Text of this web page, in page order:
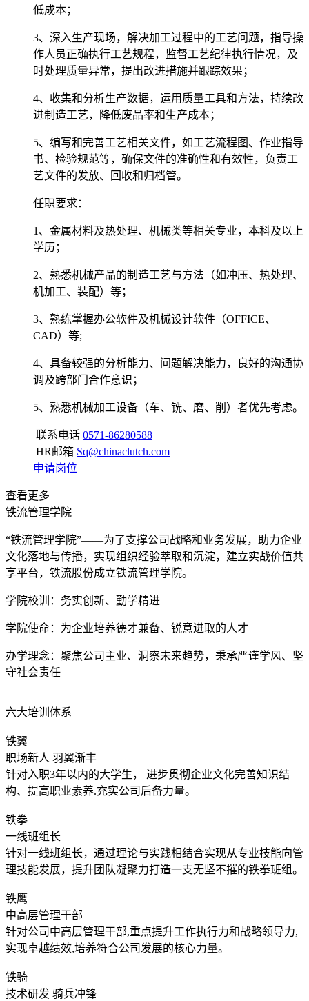
低成本；
3、深入生产现场，解决加工过程中的工艺问题，指导操
作人员正确执行工艺规程，监督工艺纪律执行情况，及
时处理质量异常，提出改进措施并跟踪效果；
4、收集和分析生产数据，运用质量工具和方法，持续改
进制造工艺，降低废品率和生产成本；
5、编写和完善工艺相关文件，如工艺流程图、作业指导
书、检验规范等，确保文件的准确性和有效性，负责工
艺文件的发放、回收和归档管。
任职要求 ：
1、金属材料及热处理、机械类等相关专业，本科及以上
学历；
2、熟悉机械产品的制造工艺与方法（如冲压、热处理、
机加工、装配）等；
3、熟练掌握办公软件及机械设计软件（OFFICE、
CAD）等;
4、具备较强的分析能力、问题解决能力，良好的沟通协
调及跨部门合作意识；
5、熟悉机械加工设备（车、铣、磨、削）者优先考虑。
联系电话 0571-86280588
HR邮箱 Sq@chinaclutch.com
申请岗位
查看更多
铁流管理学院
“铁流管理学院”——为了支撑公司战略和业务发展，助力企业
文化落地与传播，实现组织经验萃取和沉淀，建立实战价值共
享平台，铁流股份成立铁流管理学院。
学院校训：务实创新、勤学精进
学院使命：为企业培养德才兼备、锐意进取的人才
办学理念：聚焦公司主业、洞察未来趋势，秉承严谨学风、坚
守社会责任
六大培训体系
铁翼
职场新人 羽翼渐丰
针对入职3年以内的大学生， 进步贯彻企业文化完善知识结
构、提高职业素养.充实公司后备力量。
铁拳
一线班组长
针对一线班组长，通过理论与实践相结合实现从专业技能向管
理技能发展，提升团队凝聚力打造一支无坚不摧的铁拳班组。
铁鹰
中高层管理干部
针对公司中高层管理干部,重点提升工作执行力和战略领导力,
实现卓越绩效,培养符合公司发展的核心力量。
铁骑
技术研发 骑兵冲锋